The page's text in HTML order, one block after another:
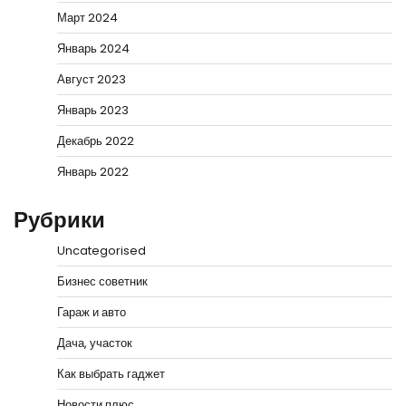
Март 2024
Январь 2024
Август 2023
Январь 2023
Декабрь 2022
Январь 2022
Рубрики
Uncategorised
Бизнес советник
Гараж и авто
Дача, участок
Как выбрать гаджет